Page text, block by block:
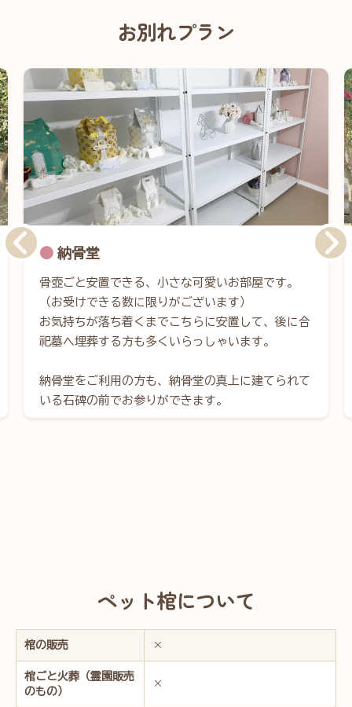
お別れプラン
納骨堂
骨壺ごと安置できる、小さな可愛いお部屋です。
（お受けできる数に限りがございます）
お気持ちが落ち着くまでこちらに安置して、後に合
祀墓へ埋葬する方も多くいらっしゃいます。
納骨堂をご利用の方も、納骨堂の真上に建てられて
いる石碑の前でお参りができます。
ペット棺について
棺の販売 ×
棺ごと火葬（霊園販売
のもの）
×